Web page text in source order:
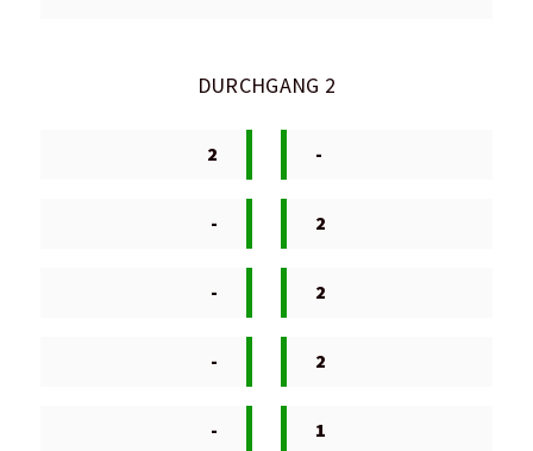
DURCHGANG 2
2 -
- 2
- 2
- 2
- 1